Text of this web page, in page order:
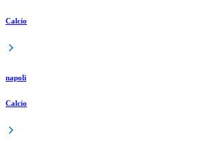
Calcio
napoli
Calcio